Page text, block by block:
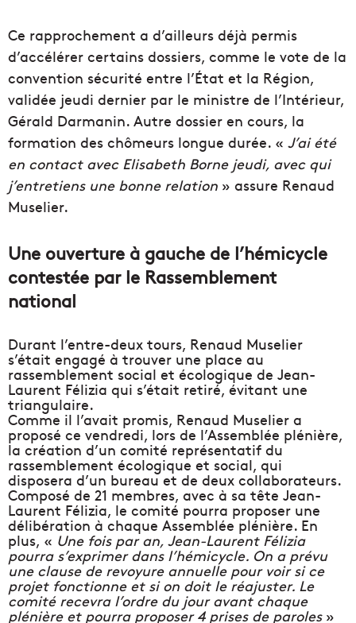
Ce rapprochement a d’ailleurs déjà permis
d’accélérer certains dossiers, comme le vote de la
convention sécurité entre l’État et la Région,
validée jeudi dernier par le ministre de l’Intérieur,
Gérald Darmanin. Autre dossier en cours, la
formation des chômeurs longue durée. « J’ai été
en contact avec Elisabeth Borne jeudi, avec qui
j’entretiens une bonne relation » assure Renaud
Muselier.
Une ouverture à gauche de l’hémicycle
contestée par le Rassemblement
national
Durant l’entre-deux tours, Renaud Muselier
s’était engagé à trouver une place au
rassemblement social et écologique de Jean-
Laurent Félizia qui s’était retiré, évitant une
triangulaire.
Comme il l’avait promis, Renaud Muselier a
proposé ce vendredi, lors de l’Assemblée plénière,
la création d’un comité représentatif du
rassemblement écologique et social, qui
disposera d’un bureau et de deux collaborateurs.
Composé de 21 membres, avec à sa tête Jean-
Laurent Félizia, le comité pourra proposer une
délibération à chaque Assemblée plénière. En
plus, « Une fois par an, Jean-Laurent Félizia
pourra s’exprimer dans l’hémicycle. On a prévu
une clause de revoyure annuelle pour voir si ce
projet fonctionne et si on doit le réajuster. Le
comité recevra l’ordre du jour avant chaque
plénière et pourra proposer 4 prises de paroles»